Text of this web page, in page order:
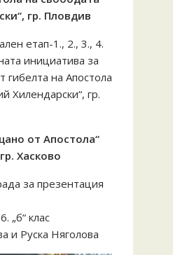
гр. Пловдив
етап-1., 2., 3., 4.
инициатива за
гибелта на Апостола
Хилендарски“, гр.
от Апостола“
Хасково
за презентация
„б“ клас
и Руска Няголова